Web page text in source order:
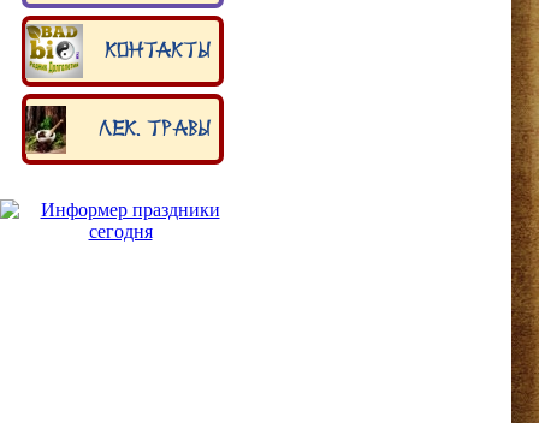
Контакты
Лек. травы